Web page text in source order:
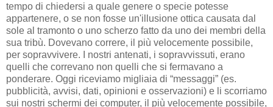
tempo di chiedersi a quale genere o specie potesse
appartenere, o se non fosse un'illusione ottica causata dal
sole al tramonto o uno scherzo fatto da uno dei membri della
sua tribù. Dovevano correre, il più velocemente possibile,
per sopravvivere. I nostri antenati, i sopravvissuti, erano
quelli che correvano non quelli che si fermavano a
ponderare. Oggi riceviamo migliaia di “messaggi” (es.
pubblicità, avvisi, dati, opinioni e osservazioni) e li scorriamo
sui nostri schermi dei computer, il più velocemente possibile,